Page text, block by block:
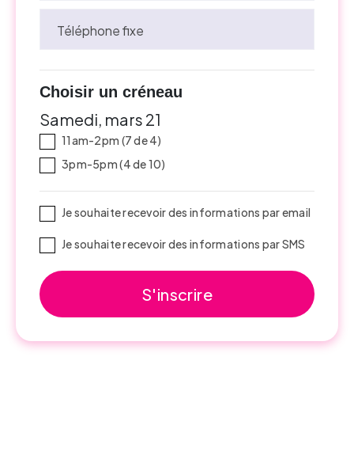
Téléphone fixe
Choisir un créneau
Samedi, mars 21
11am-2pm (7 de 4)
3pm-5pm (4 de 10)
Je souhaite recevoir des informations par email
Je souhaite recevoir des informations par SMS